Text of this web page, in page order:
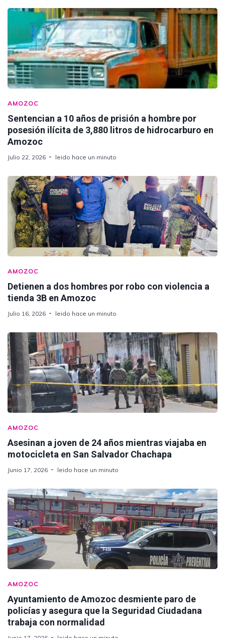
AMOZOC
Sentencian a 10 años de prisión a hombre por
posesión ilícita de 3,880 litros de hidrocarburo en
Amozoc
Julio 22, 2026 leido hace un minuto
AMOZOC
Detienen a dos hombres por robo con violencia a
tienda 3B en Amozoc
Julio 16, 2026 leido hace un minuto
AMOZOC
Asesinan a joven de 24 años mientras viajaba en
motocicleta en San Salvador Chachapa
Junio 17, 2026 leido hace un minuto
AMOZOC
Ayuntamiento de Amozoc desmiente paro de
policías y asegura que la Seguridad Ciudadana
trabaja con normalidad